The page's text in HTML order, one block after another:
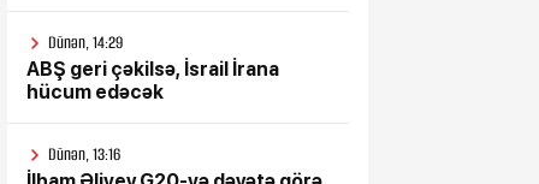
Dünən, 14:29
ABŞ geri çəkilsə, İsrail İrana
hücum edəcək
Dünən, 13:16